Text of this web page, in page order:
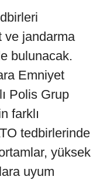
ve jandarma
bulunacak.
Emniyet
Polis Grup
farklı
tedbirlerinde
yüksek
uyum